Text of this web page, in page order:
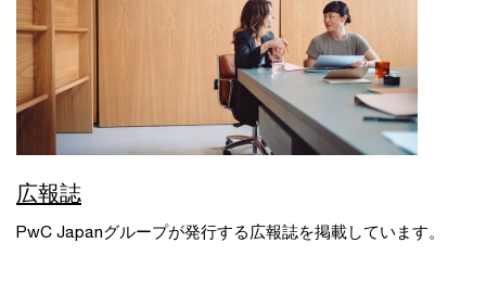
広報誌
PwC Japanグループが発行する広報誌を掲載しています。